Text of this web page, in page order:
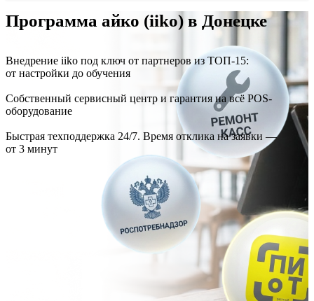
Программа айко (iiko) в Донецке
Внедрение iiko под ключ от партнеров из ТОП-15:
от настройки до обучения
Собственный сервисный центр и гарантия на всё POS-
оборудование
Быстрая техподдержка 24/7. Время отклика на заявки —
от 3 минут